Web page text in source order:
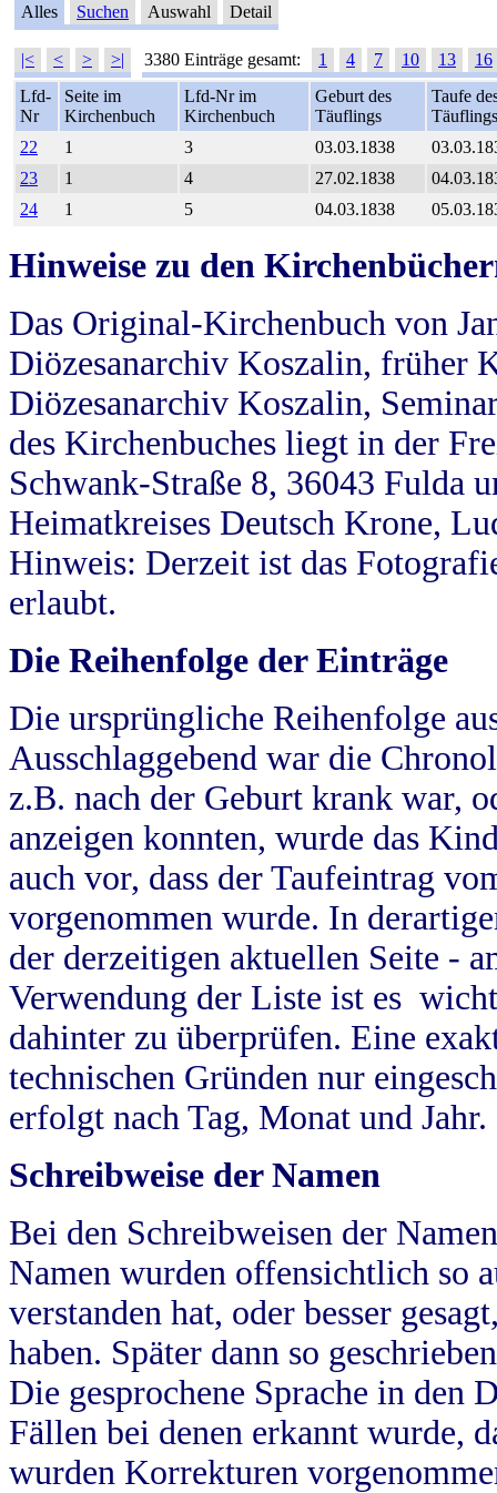
Alles Suchen Auswahl Detail
|< < > >| 3380 Einträge gesamt: 1 4 7 10 13
16
Lfd-
Nr
Seite im
Kirchenbuch
Lfd-Nr im
Kirchenbuch
Geburt des
Täuflings
Taufe
Täuflings
22
1 3 03.03.1838
23
1 4 27.02.1838
24
1 5 04.03.1838
Hinweise zu den
Das Original-Kirchenbuch von
Diözesanarchiv Koszalin, früher
Diözesanarchiv Koszalin,
des Kirchenbuches liegt in der
Schwank-Straße 8, 36043 Fulda
Heimatkreises Deutsch Krone,
Hinweis: Derzeit ist das
erlaubt.
Die Reihenfolge der Einträge
Die ursprüngliche Reihenfolge
Ausschlaggebend war die
z.B. nach der Geburt krank war,
anzeigen konnten, wurde das
auch vor, dass der Taufeintrag
vorgenommen wurde. In
der derzeitigen aktuellen Seite -
Verwendung der Liste ist es
dahinter zu überprüfen. Eine
technischen Gründen nur
erfolgt nach Tag, Monat und Jahr.
Schreibweise der Namen
Bei den Schreibweisen der
Namen wurden offensichtlich so
verstanden hat, oder besser
haben. Später dann so
Die gesprochene Sprache in
Fällen bei denen erkannt wurde,
wurden Korrekturen